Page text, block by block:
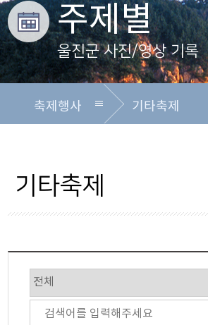
주제별
울진군 사진/영상 기록
축제행사
군정행정
보건복지
교육과학
기타축제
친환경농업엑스포
기타축제
기타축제